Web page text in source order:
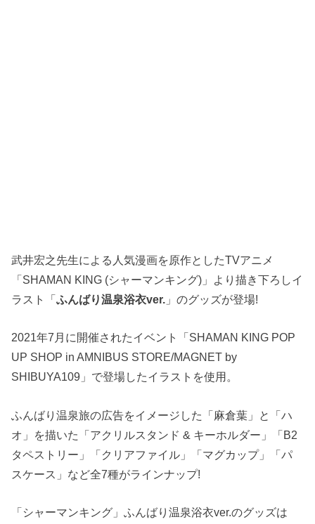
武井宏之先生による人気漫画を原作としたTVアニメ
「SHAMAN KING (シャーマンキング)」より描き下ろしイ
ラスト「ふんばり温泉浴衣ver. 」のグッズが登場!
2021年7月に開催されたイベント「SHAMAN KING POP
UP SHOP in AMNIBUS STORE/MAGNET by
SHIBUYA109」で登場したイラストを使用。
ふんばり温泉旅の広告をイメージした「麻倉葉」と「ハ
オ」を描いた「アクリルスタンド & キーホルダー」「B2
タペストリー」「クリアファイル」「マグカップ」「パ
スケース」など全7種がラインナップ!
「シャーマンキング」ふんばり温泉浴衣ver.のグッズは